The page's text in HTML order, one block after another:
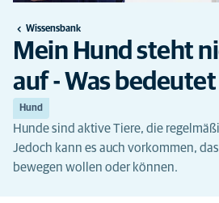
Wissensbank
Mein Hund steht
auf - Was bedeutet
Hund
Hunde sind aktive Tiere, die
Jedoch kann es auch vorkommen,
bewegen wollen oder können.